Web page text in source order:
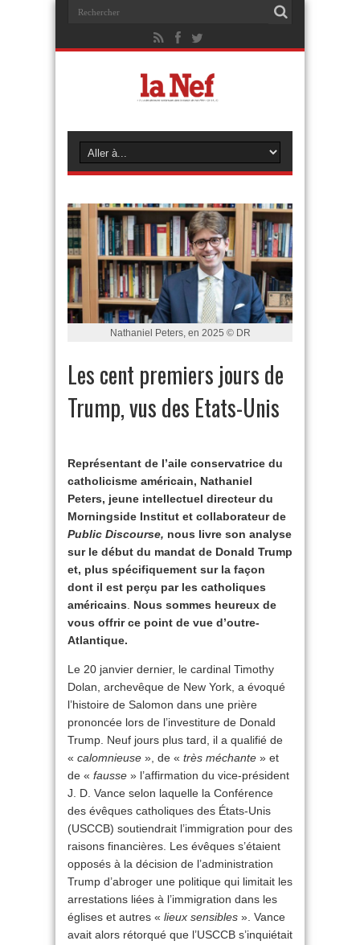
Nathaniel Peters, en 2025 © DR
Les cent premiers jours de
Trump, vus des Etats-Unis
Représentant de l’aile conservatrice du
catholicisme américain, Nathaniel
Peters, jeune intellectuel directeur du
Morningside Institut et collaborateur de
Public Discourse, nous livre son analyse
sur le début du mandat de Donald Trump
et, plus spécifiquement sur la façon
dont il est perçu par les catholiques
américains
Nous sommes heureux de
vous offrir ce point de vue d’outre-
Atlantique.
Le 20 janvier dernier, le cardinal Timothy
Dolan, archevêque de New York, a évoqué
l’histoire de Salomon dans une prière
prononcée lors de l’investiture de Donald
Trump. Neuf jours plus tard, il a qualifié de
« calomnieuse », de « très méchante » et
de « fausse » l’affirmation du vice-président
J. D. Vance selon laquelle la Conférence
des évêques catholiques des États-Unis
(USCCB) soutiendrait l’immigration pour des
raisons financières. Les évêques s’étaient
opposés à la décision de l’administration
Trump d’abroger une politique qui limitait les
arrestations liées à l’immigration dans les
églises et autres « lieux sensibles ». Vance
avait alors rétorqué que l’USCCB s’inquiétait